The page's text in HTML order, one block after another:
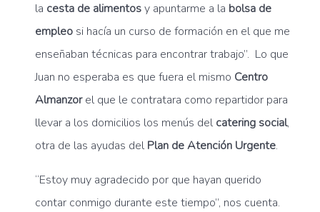
la cesta de alimentosy apuntarme a la bolsa de
empleo si hacía un curso de formación en el que me
enseñaban técnicas para encontrar trabajo”. Lo que
Juan no esperaba es que fuera el mismo Centro
Almanzorel que le contratara como repartidor para
llevar a los domicilios los menús del catering social,
otra de las ayudas del Plan de Atención Urgente.
“Estoy muy agradecido por que hayan querido
contar conmigo durante este tiempo”, nos cuenta.